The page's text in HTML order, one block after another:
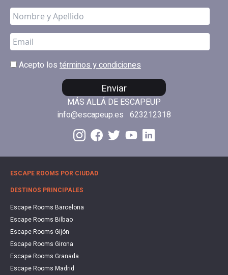
Acepto los términos y condiciones
Enviar
MÁS ALLÁ DE ESCAPEUP
info@escapeup.es 623212318
ESCAPE ROOMS POR CIUDAD
DESTINOS PRINCIPALES
Escape Rooms Barcelona
Escape Rooms Bilbao
Escape Rooms Gijón
Escape Rooms Girona
Escape Rooms Granada
Escape Rooms Madrid